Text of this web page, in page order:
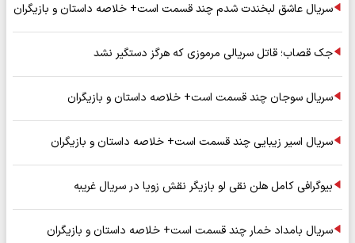
سریال عاشق لبخندت شدم چند قسمت است+ خلاصه داستان و بازیگران
جک قصاب؛ قاتل سریالی مرموزی که هرگز دستگیر نشد
سریال سوجان چند قسمت است+ خلاصه داستان و بازیگران
سریال اسیر زیبایی چند قسمت است+ خلاصه داستان و بازیگران
بیوگرافی کامل هلن نقی لو بازیگر نقش زویا در سریال غریبه
سریال بامداد خمار چند قسمت است+ خلاصه داستان و بازیگران